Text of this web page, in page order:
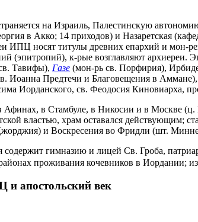
на Израиль, Палестинскую
в Акко; 14 приходов) и Назаретская
ИПЦ носят титулы древних епархий и мон-
(эпитропий), к-рые возглавляют архиереи.
Тавифы), Газе (мон-рь св. Порфирия),
Иоанна Предтечи и Благовещения в
Иорданского, св. Феодосия Киновиарха,
в Стамбуле, в Никосии и в Москве
властью, храм оставался
и Воскресения во Фридли (шт.
содержит гимназию и лицей Св. Гроба,
проживания кочевников в Иордании;
апостольский век